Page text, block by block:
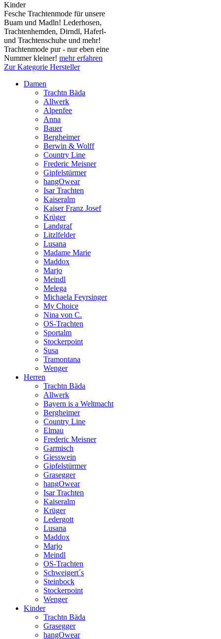
Kinder
Fesche Trachtenmode für unsere
Buam und Madln! Lederhosen,
Trachtenhemden, Dirndl, Haferl-
und Trachtenschuhe und mehr!
Trachtenmode pur - nur eben eine
Nummer kleiner! mehr erfahren
Zur Kategorie Hersteller
Damen
Trachtn Bäda
Allwerk
Alpenfee
Anna
Bauer
Bergheimer
Berwin & Wolff
Country Line
Frederic Meisner
Gipfelstürmer
hangOwear
Isar Trachten
Kaiseralm
Kaiser Franz Josef
Krüger
Landgraf
Litzlfelder
Lusana
Madame Marie
Maddox
Marjo
Meindl
Melega
Michaela Feyrsinger
My Choice
Nina von C.
OS-Trachten
Sportalm
Stockerpoint
Susa
Tramontana
Wenger
Herren
Trachtn Bäda
Allwerk
Bayern is a Weltmacht
Bergheimer
Country Line
Elmau
Frederic Meisner
Garmisch
Giesswein
Gipfelstürmer
Grasegger
hangOwear
Isar Trachten
Kaiseralm
Krüger
Ledergott
Lusana
Maddox
Marjo
Meindl
OS-Trachten
Schweigert´s
Steinbock
Stockerpoint
Wenger
Kinder
Trachtn Bäda
Grasegger
hangOwear